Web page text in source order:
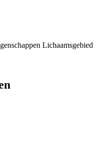
Lichaamsgebied